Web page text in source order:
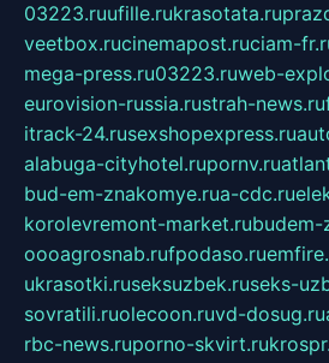
03223.ruufille.rukrasotata.ru
veetbox.rucinemapost.ruciam-
mega-press.ru03223.ruweb-
eurovision-russia.rustrah-news.ru
itrack-24.rusexshopexpress.ru
alabuga-cityhotel.rupornv.ru
bud-em-znakomye.rua-cdc.ru
korolevremont-market.rubudem-
oooagrosnab.rufpodaso.ru
ukrasotki.ruseksuzbek.ruseks-
sovratili.ruolecoon.ruvd-dosug.ru
rbc-news.ruporno-skvirt.ru